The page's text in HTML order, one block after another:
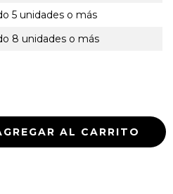
5 unidades o más
8 unidades o más